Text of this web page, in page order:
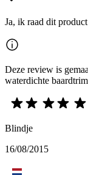
Ja, ik raad dit product
Deze review is
waterdichte
Blindje
16/08/2015